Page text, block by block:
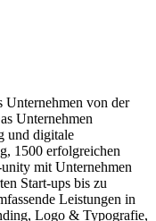
von der
Unternehmen
und digitale
1500 erfolgreichen
mit Unternehmen
Start-ups bis zu
Leistungen in
Logo & Typografie,